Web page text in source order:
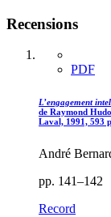
Recensions
PDF
L’engagement
de Raymond
Laval, 1991, 593
André
pp. 141–142
Record